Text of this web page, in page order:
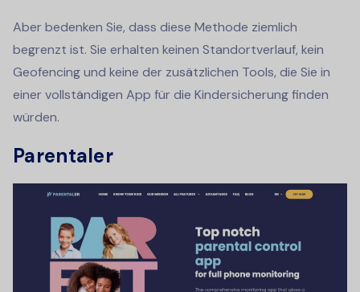
Aber bedenken Sie, dass diese Methode ziemlich
begrenzt ist. Sie erhalten keinen Standortverlauf, kein
Geofencing und keine der zusätzlichen Tools, die Sie in
einer vollständigen App für die Kindersicherung finden
würden.
Parentaler